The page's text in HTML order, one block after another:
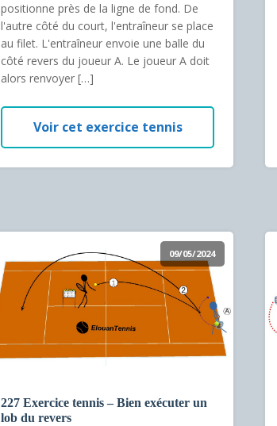
positionne près de la ligne de fond. De
l'autre côté du court, l'entraîneur se place
au filet. L'entraîneur envoie une balle du
côté revers du joueur A. Le joueur A doit
alors renvoyer […]
Voir cet exercice tennis
09/05/2024
227 Exercice tennis – Bien exécuter un
lob du revers